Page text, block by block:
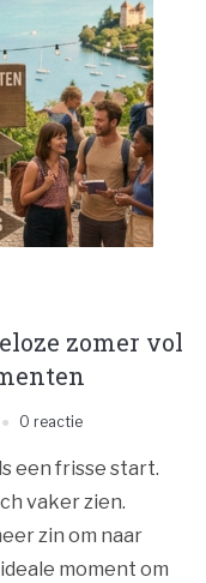
zomer vol
0 reactie
een frisse start.
vaker zien.
zin om naar
moment om